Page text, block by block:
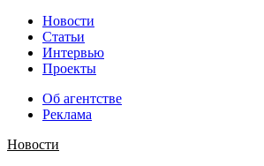
Новости
Статьи
Интервью
Проекты
Об агентстве
Реклама
Новости